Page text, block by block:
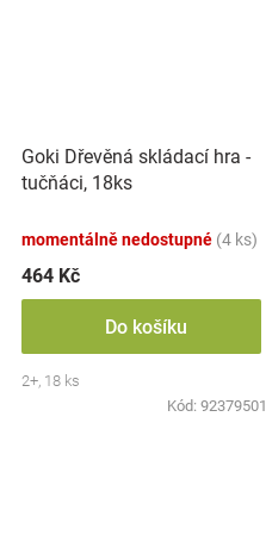
Goki Dřevěná skládací hra -
tučňáci, 18ks
momentálně nedostupné (4 ks)
464 Kč
Do košíku
2+, 18 ks
Kód: 92379501